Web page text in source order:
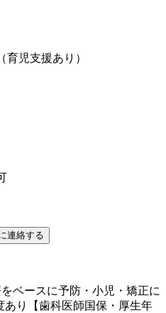
育児支援あり）
ベースに予防・小児・矯正に
あり【歯科医師国保・厚生年